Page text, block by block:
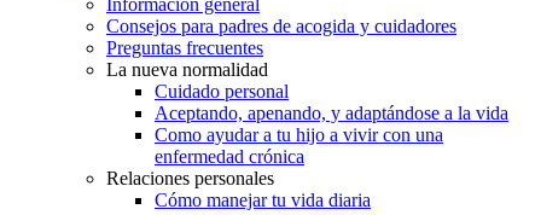
Consejos para padres de acogida y cuidadores
Preguntas frecuentes
La nueva normalidad
Cuidado personal
Aceptando, apenando, y adaptándose a la vida
Como ayudar a tu hijo a vivir con una
enfermedad crónica
Relaciones personales
Cómo manejar tu vida diaria